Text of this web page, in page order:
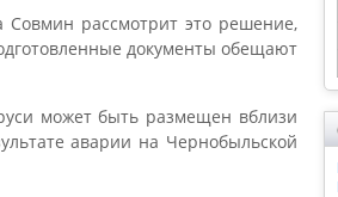
Совмин рассмотрит это решение,
документы обещают
может быть размещен вблизи
аварии на Чернобыльской